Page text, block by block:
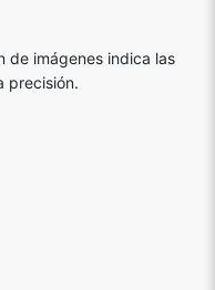
de imágenes indica las
precisión.